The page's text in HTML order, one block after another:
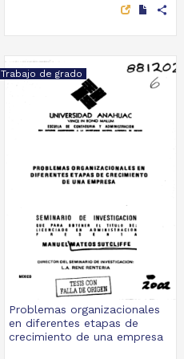
share
Trabajo de grado
Problemas organizacionales
en diferentes etapas de
crecimiento de una empresa